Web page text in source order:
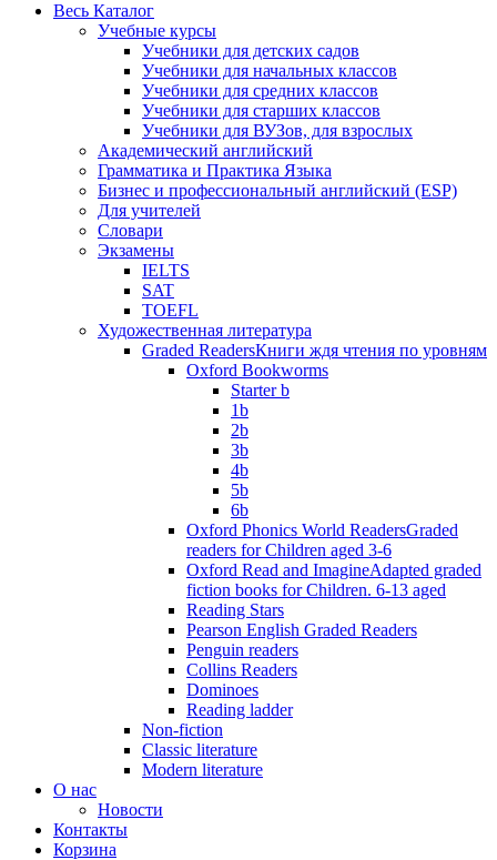
Весь Каталог
Учебные курсы
Учебники для детских садов
Учебники для начальных классов
Учебники для средних классов
Учебники для старших классов
Учебники для ВУЗов, для взрослых
Академический английский
Грамматика и Практика Языка
Бизнес и профессиональный английский (ESP)
Для учителей
Словари
Экзамены
IELTS
SAT
TOEFL
Художественная литература
Graded ReadersКниги ждя чтения по уровням
Oxford Bookworms
Starter b
1b
2b
3b
4b
5b
6b
Oxford Phonics World ReadersGraded
readers for Children aged 3-6
Oxford Read and ImagineAdapted graded
fiction books for Children. 6-13 aged
Reading Stars
Pearson English Graded Readers
Penguin readers
Collins Readers
Dominoes
Reading ladder
Non-fiction
Classic literature
Modern literature
О нас
Новости
Контакты
Корзина